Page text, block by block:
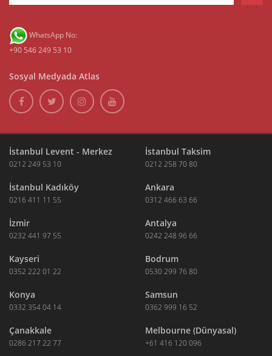
WhatsApp No:
+90 546 249 53 10
Sosyal Medyada Atlas
İstanbul Levent - Merkez
0212 249 53 10
İstanbul Taksim
0212 258 70 80
İstanbul Kadıköy
0216 411 11 55
Ankara
0312 466 63 66
İzmir
0232 441 97 55
Antalya
0242 248 96 66
Kayseri
0352 222 01 22
Bodrum
0530 299 76 80
Konya
0332 354 04 14
Samsun
0362 999 16 52
Çanakkale
0286 217 22 77
Melbourne (Dünyasal)
+61 416 120 096